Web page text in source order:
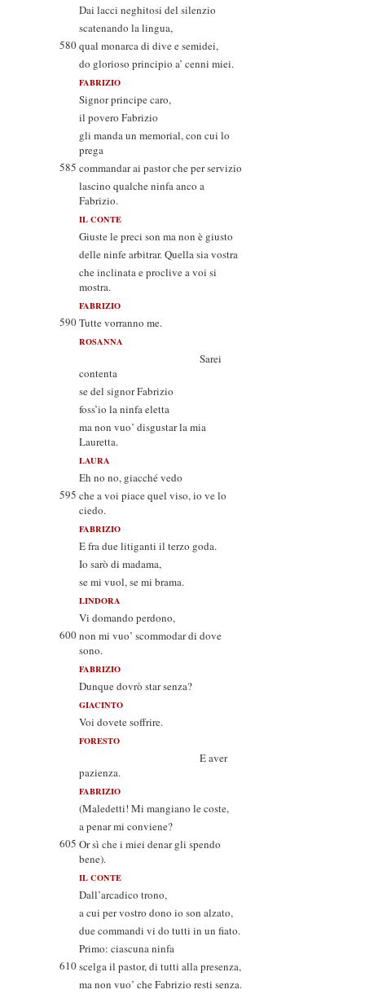
Dai lacci neghitosi del silenzio
scatenando la lingua,
580qual monarca di dive e semidei,
do glorioso principio a’ cenni miei.
FABRIZIO
Signor principe caro,
il povero Fabrizio
gli manda un memorial, con cui lo
prega
585 commandar ai pastor che per servizio
lascino qualche ninfa anco a
Fabrizio.
IL CONTE
Giuste le preci son ma non è giusto
delle ninfe arbitrar. Quella sia vostra
che inclinata e proclive a voi si
mostra.
FABRIZIO
590Tutte vorranno me.
ROSANNA
Sarei
contenta
se del signor Fabrizio
foss’io la ninfa eletta
ma non vuo’ disgustar la mia
Lauretta.
LAURA
Eh no no, giacché vedo
595 che a voi piace quel viso, io ve lo
ciedo.
FABRIZIO
E fra due litiganti il terzo goda.
Io sarò di madama,
se mi vuol, se mi brama.
LINDORA
Vi domando perdono,
600non mi vuo’ scommodar di dove
sono.
FABRIZIO
Dunque dovrò star senza?
GIACINTO
Voi dovete soffrire.
FORESTO
E aver
pazienza.
FABRIZIO
(Maledetti! Mi mangiano le coste,
a penar mi conviene?
605 Or sì che i miei denar gli spendo
bene).
IL CONTE
Dall’arcadico trono,
a cui per vostro dono io son alzato,
due commandi vi do tutti in un fiato.
Primo: ciascuna ninfa
610scelga il pastor, di tutti alla presenza,
ma non vuo’ che Fabrizio resti senza.